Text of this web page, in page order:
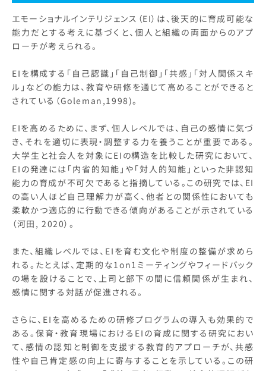
エモーショナルインテリジェンス（EI）は、後天的に育成可能な
能力だとする考えに基づくと、個人と組織の両面からのアプ
ローチが考えられる。
EIを構成する「自己認識」「自己制御」「共感」「対人関係スキ
ル」などの能力は、教育や研修を通じて高めることができると
されている（Goleman,1998)。
EIを高めるために、まず、個人レベルでは、自己の感情に気づ
き、それを適切に表現・調整する力を養うことが重要である。
大学生と社会人を対象にEIの構造を比較した研究において、
EIの発達には「内省的知能」や「対人的知能」といった非認知
能力の育成が不可欠であると指摘している。この研究では、EI
の高い人ほど自己理解力が高く、他者との関係性においても
柔軟かつ適応的に行動できる傾向があることが示されている
（河田, 2020）。
また、組織レベルでは、EIを育む文化や制度の整備が求めら
れる。たとえば、定期的な1on1ミーティングやフィードバック
の場を設けることで、上司と部下の間に信頼関係が生まれ、
感情に関する対話が促進される。
さらに、EIを高めるための研修プログラムの導入も効果的で
ある。保育・教育現場におけるEIの育成に関する研究におい
て、感情の認知と制御を支援する教育的アプローチが、共感
性や自己肯定感の向上に寄与することを示している。この研